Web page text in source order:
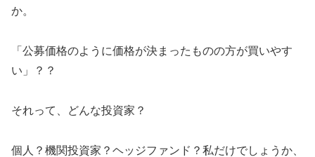
か。
「公募価格のように価格が決まったものの方が買いやす
い」？？
それって、どんな投資家？
個人？機関投資家？ヘッジファンド？私だけでしょうか、